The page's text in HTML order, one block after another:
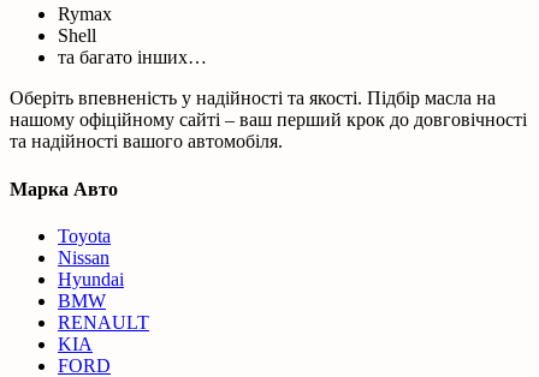
Rymax
Shell
та багато інших…
Оберіть впевненість у надійності та якості. Підбір масла на
нашому офіційному сайті – ваш перший крок до довговічності
та надійності вашого автомобіля.
Марка Авто
Toyota
Nissan
Hyundai
BMW
RENAULT
KIA
FORD